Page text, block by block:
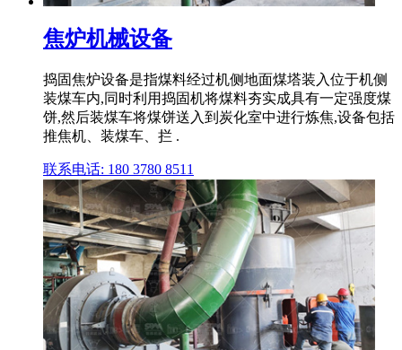
焦炉机械设备
捣固焦炉设备是指煤料经过机侧地面煤塔装入位于机侧
装煤车内,同时利用捣固机将煤料夯实成具有一定强度煤
饼,然后装煤车将煤饼送入到炭化室中进行炼焦,设备包括
推焦机、装煤车、拦 .
联系电话: 180 3780 8511